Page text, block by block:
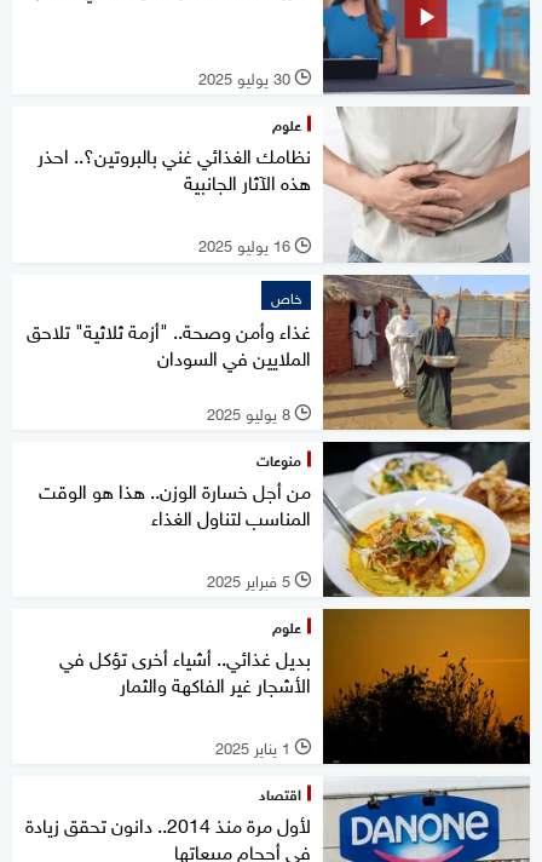
l 30 يوليو 2025
علوم
نظامك الغذائي غني بالبروتين؟.. احذر
هذه الآثار الجانبية
l 16 يوليو 2025
خاص
غذاء وأمن وصحة.. "أزمة ثلاثية" تلاحق
الملايين في السودان
l 8 يوليو 2025
منوعات
من أجل خسارة الوزن.. هذا هو الوقت
المناسب لتناول الغذاء
l 5 فبراير 2025
علوم
بديل غذائي.. أشياء أخرى تؤكل في
الأشجار غير الفاكهة والثمار
l 1 يناير 2025
اقتصاد
لأول مرة منذ 2014.. دانون تحقق زيادة
في أحجام مبيعاتها